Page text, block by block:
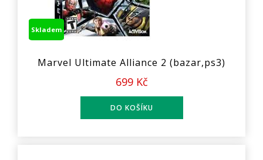
Skladem
Marvel Ultimate Alliance 2 (bazar,ps3)
699 Kč